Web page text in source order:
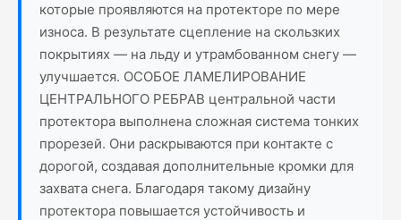
которые проявляются на протекторе по мере
износа. В результате сцепление на скользких
покрытиях — на льду и утрамбованном снегу —
улучшается. ОСОБОЕ ЛАМЕЛИРОВАНИЕ
ЦЕНТРАЛЬНОГО РЕБРАВ центральной части
протектора выполнена сложная система тонких
прорезей. Они раскрываются при контакте с
дорогой, создавая дополнительные кромки для
захвата снега. Благодаря такому дизайну
протектора повышается устойчивость и